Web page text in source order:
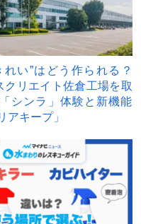
れい”はどう作られる？
クリエイト佐倉工場を取
シンラ」体験と新機能
アキープ」